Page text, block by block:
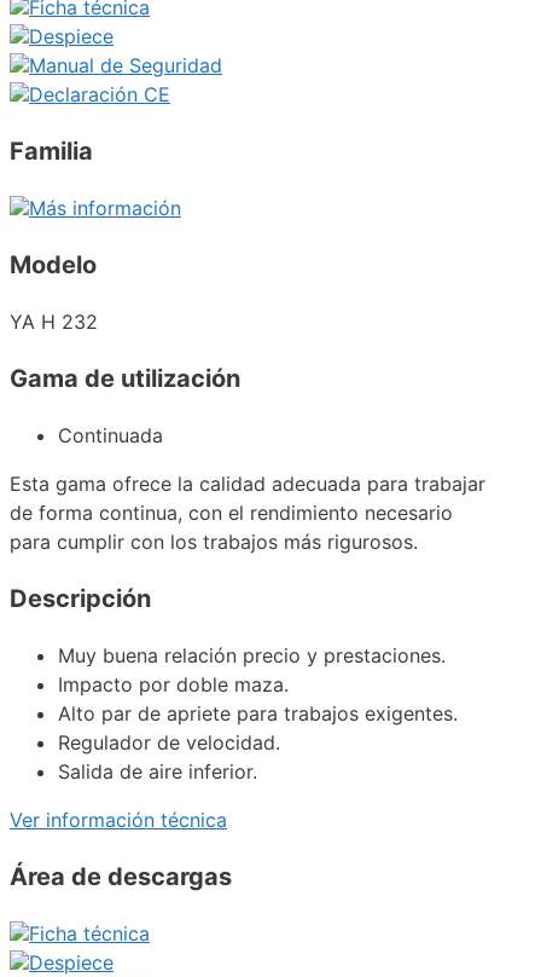
Ficha técnica
Despiece
Manual de Seguridad
Declaración CE
Familia
Más información
Modelo
YA H 232
Gama de utilización
Continuada
Esta gama ofrece la calidad adecuada para trabajar
de forma continua, con el rendimiento necesario
para cumplir con los trabajos más rigurosos.
Descripción
Muy buena relación precio y prestaciones.
Impacto por doble maza.
Alto par de apriete para trabajos exigentes.
Regulador de velocidad.
Salida de aire inferior.
Ver información técnica
Área de descargas
Ficha técnica
Despiece